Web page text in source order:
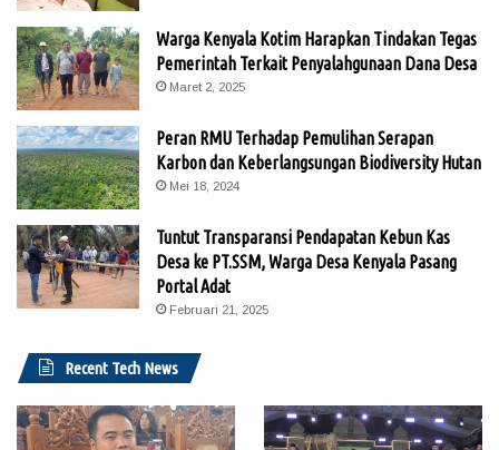
Warga Kenyala Kotim Harapkan Tindakan Tegas
Pemerintah Terkait Penyalahgunaan Dana Desa
Maret 2, 2025
Peran RMU Terhadap Pemulihan Serapan
Karbon dan Keberlangsungan Biodiversity Hutan
Mei 18, 2024
Tuntut Transparansi Pendapatan Kebun Kas
Desa ke PT.SSM, Warga Desa Kenyala Pasang
Portal Adat
Februari 21, 2025
Recent Tech News